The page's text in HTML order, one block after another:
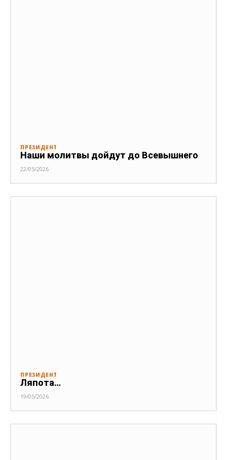
ПРЕЗИДЕНТ
Наши молитвы дойдут до Всевышнего
22/05/2026
ПРЕЗИДЕНТ
Ляпота…
19/05/2026